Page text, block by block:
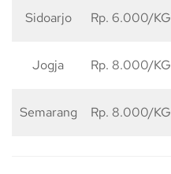
Sidoarjo Rp. 6.000/KG
Jogja Rp. 8.000/KG
Semarang Rp. 8.000/KG